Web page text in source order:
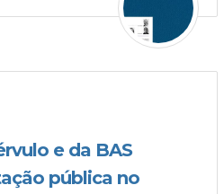
e da BAS
pública no